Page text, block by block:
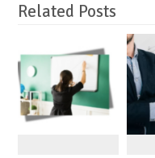
Related Posts